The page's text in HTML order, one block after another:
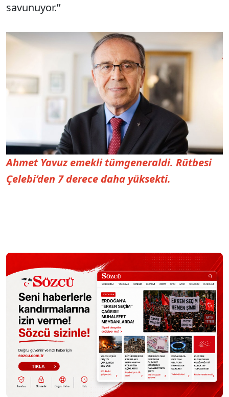
savunuyor.’’
Ahmet Yavuz emekli tümgeneraldi. Rütbesi
Çelebi’den 7 derece daha yüksekti.